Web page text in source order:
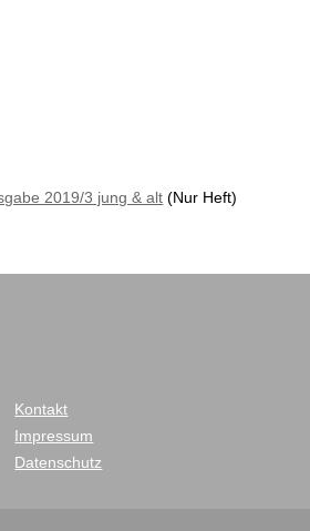
2019/3 jung & alt (Nur Heft)
Kontakt
Impressum
Datenschutz